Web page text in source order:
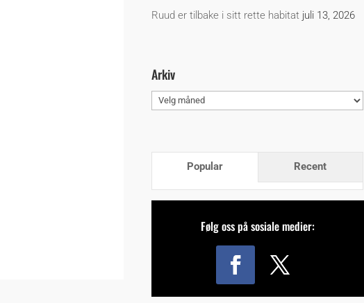
Ruud er tilbake i sitt rette habitat juli 13, 2026
Arkiv
Arkiv
Popular Recent
Følg oss på sosiale medier: